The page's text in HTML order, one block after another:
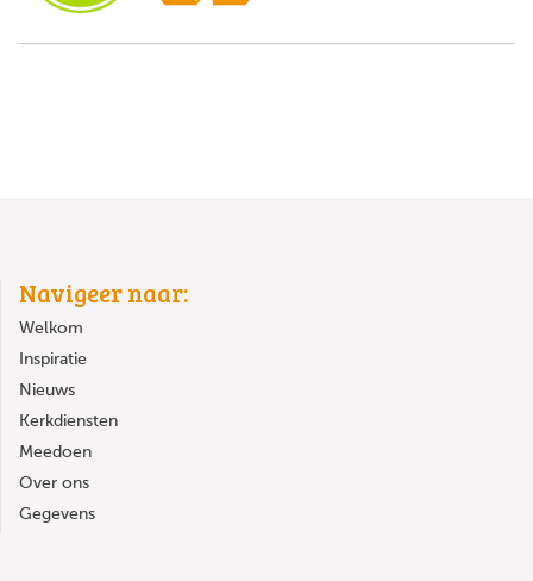
Navigeer naar:
Welkom
Inspiratie
Nieuws
Kerkdiensten
Meedoen
Over ons
Gegevens